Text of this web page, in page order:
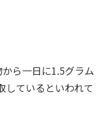
ら一日に1.5グラム
しているといわれて